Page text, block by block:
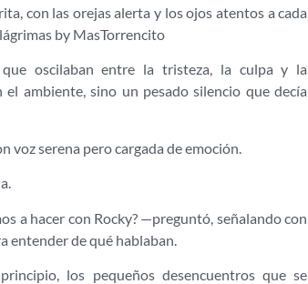
con las orejas alerta y los ojos atentos a cada
by MasTorrencito
oscilaban entre la tristeza, la culpa y la
ambiente, sino un pesado silencio que decía
serena pero cargada de emoción.
a hacer con Rocky? —preguntó, señalando con
entender de qué hablaban.
los pequeños desencuentros que se